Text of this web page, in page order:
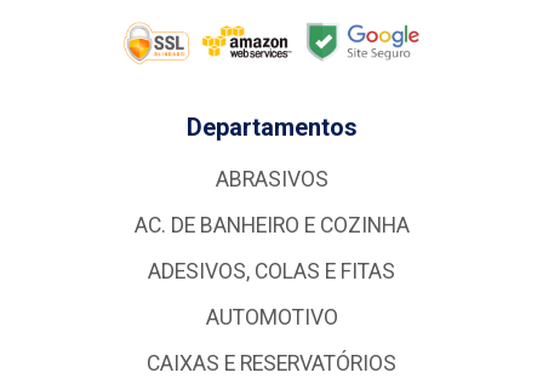
Departamentos
ABRASIVOS
AC. DE BANHEIRO E COZINHA
ADESIVOS, COLAS E FITAS
AUTOMOTIVO
CAIXAS E RESERVATÓRIOS